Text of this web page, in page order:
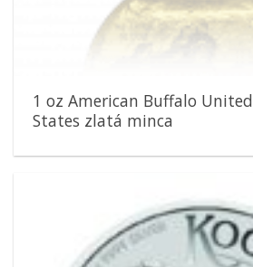
1 oz American Buffalo United
States zlatá minca